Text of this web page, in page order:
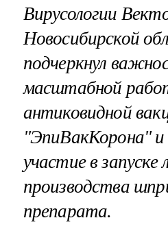
Вирусологии
Новосибирской
подчеркнул
масштабной
антиковидной
"ЭпиВакКорона" и
участие в запуске
производства
препарата.